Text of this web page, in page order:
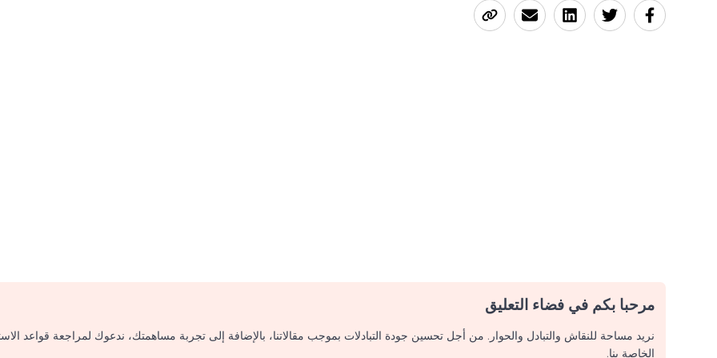
مرحبا بكم في فضاء التعليق
نريد مساحة للنقاش والتبادل والحوار. من أجل تحسين جودة التبادلات بموجب مقالاتنا، بالإضافة إلى تجربة مساهمتك، ندعوك لمراجعة قواعد
الخاصة بنا.